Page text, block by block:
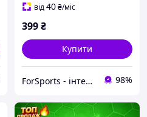
від40₴/міс
399₴
Купити
ForSports - інтернет-магазин спортивних товарів 98%